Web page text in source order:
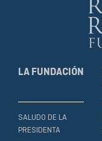
LA FUNDACIÓN
SALUDO DE LA
PRESIDENTA